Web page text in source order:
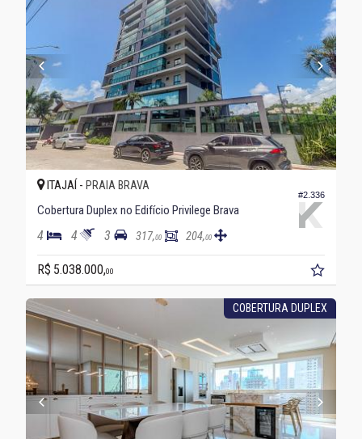
#2.336
ITAJAÍ - PRAIA BRAVA
Cobertura Duplex no Edifício Privilege Brava
4 4 3 317,00 204,00
R$ 5.038.000,00
COBERTURA DUPLEX